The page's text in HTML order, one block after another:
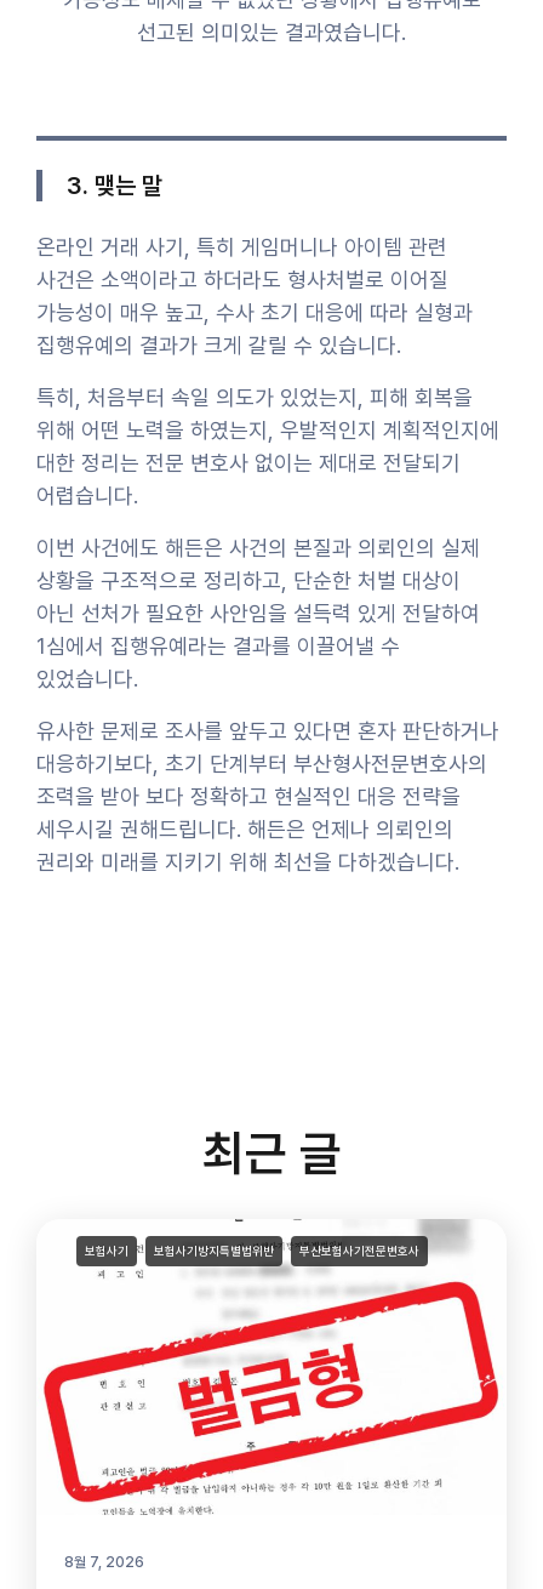
선고된 의미있는 결과였습니다.
3. 맺는 말
온라인 거래 사기, 특히 게임머니나 아이템 관련
사건은 소액이라고 하더라도 형사처벌로 이어질
가능성이 매우 높고, 수사 초기 대응에 따라 실형과
집행유예의 결과가 크게 갈릴 수 있습니다.
특히, 처음부터 속일 의도가 있었는지, 피해 회복을
위해 어떤 노력을 하였는지, 우발적인지 계획적인지에
대한 정리는 전문 변호사 없이는 제대로 전달되기
어렵습니다.
이번 사건에도 해든은 사건의 본질과 의뢰인의 실제
상황을 구조적으로 정리하고, 단순한 처벌 대상이
아닌 선처가 필요한 사안임을 설득력 있게 전달하여
1심에서 집행유예라는 결과를 이끌어낼 수
있었습니다.
유사한 문제로 조사를 앞두고 있다면 혼자 판단하거나
대응하기보다, 초기 단계부터 부산형사전문변호사의
조력을 받아 보다 정확하고 현실적인 대응 전략을
세우시길 권해드립니다. 해든은 언제나 의뢰인의
권리와 미래를 지키기 위해 최선을 다하겠습니다.
최근 글
보험사기 보험사기방지특별법위반 부산보험사기전문변호사
8월 7, 2026